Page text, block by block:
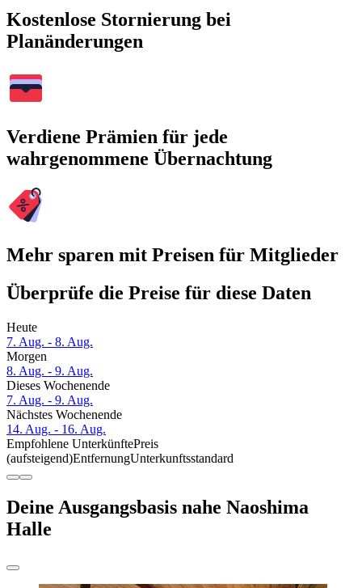
Kostenlose Stornierung bei
Planänderungen
Verdiene Prämien für jede
wahrgenommene Übernachtung
Mehr sparen mit Preisen für Mitglieder
Überprüfe die Preise für diese Daten
Heute
7. Aug. - 8. Aug.
Morgen
8. Aug. - 9. Aug.
Dieses Wochenende
7. Aug. - 9. Aug.
Nächstes Wochenende
14. Aug. - 16. Aug.
Empfohlene UnterkünftePreis
(aufsteigend)EntfernungUnterkunftsstandard
Deine Ausgangsbasis nahe Naoshima
Halle